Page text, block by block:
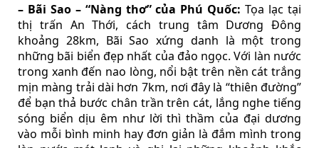
– Bãi Sao – “Nàng thơ” của Phú Quốc: Tọa lạc tại
thị trấn An Thới, cách trung tâm Dương Đông
khoảng 28km, Bãi Sao xứng danh là một trong
những bãi biển đẹp nhất của đảo ngọc. Với làn nước
trong xanh đến nao lòng, nổi bật trên nền cát trắng
mịn màng trải dài hơn 7km, nơi đây là “thiên đường”
để bạn thả bước chân trần trên cát, lắng nghe tiếng
sóng biển dịu êm như lời thì thầm của đại dương
vào mỗi bình minh hay đơn giản là đắm mình trong